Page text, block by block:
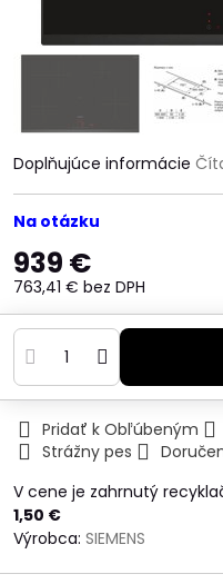
Doplňujúce informácie
Na otázku
939 €
763,41 € bez DPH
Pridať k Obľúbeným
Strážny pes
V cene je zahrnutý
1,50 €
Výrobca: SIEMENS